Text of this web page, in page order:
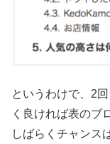
というわけで、2
く良ければ表のブ
しばらくチャンス